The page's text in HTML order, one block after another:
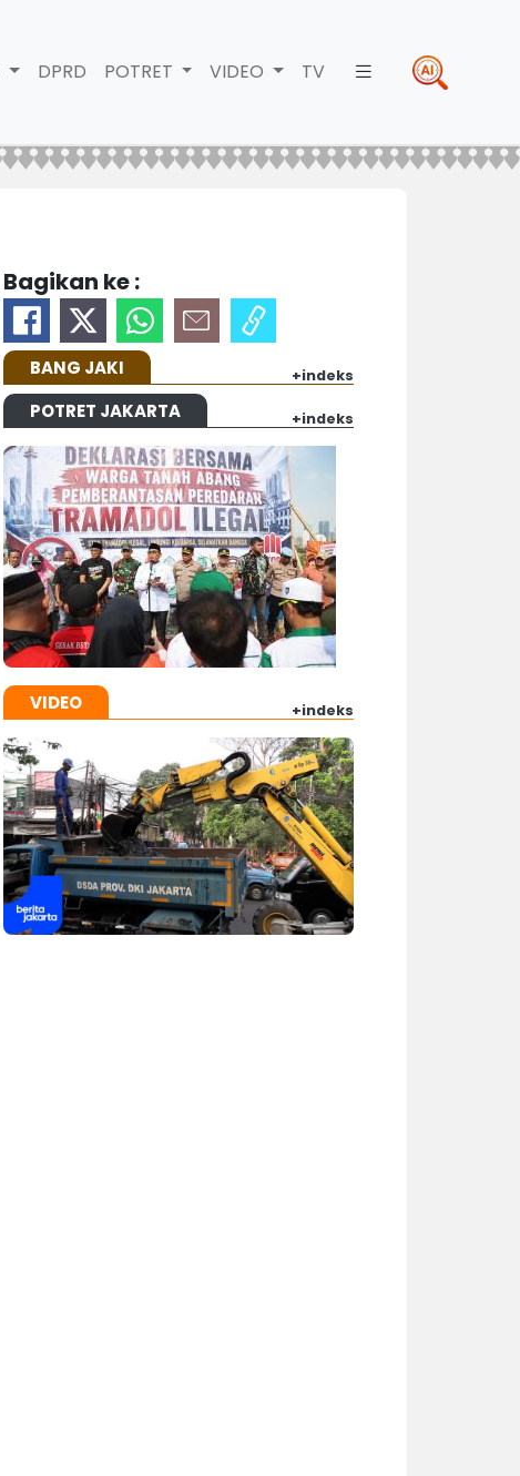
DPRD POTRET VIDEO TV
Bagikan ke :
BANG JAKI +indeks
POTRET JAKARTA +indeks
VIDEO +indeks